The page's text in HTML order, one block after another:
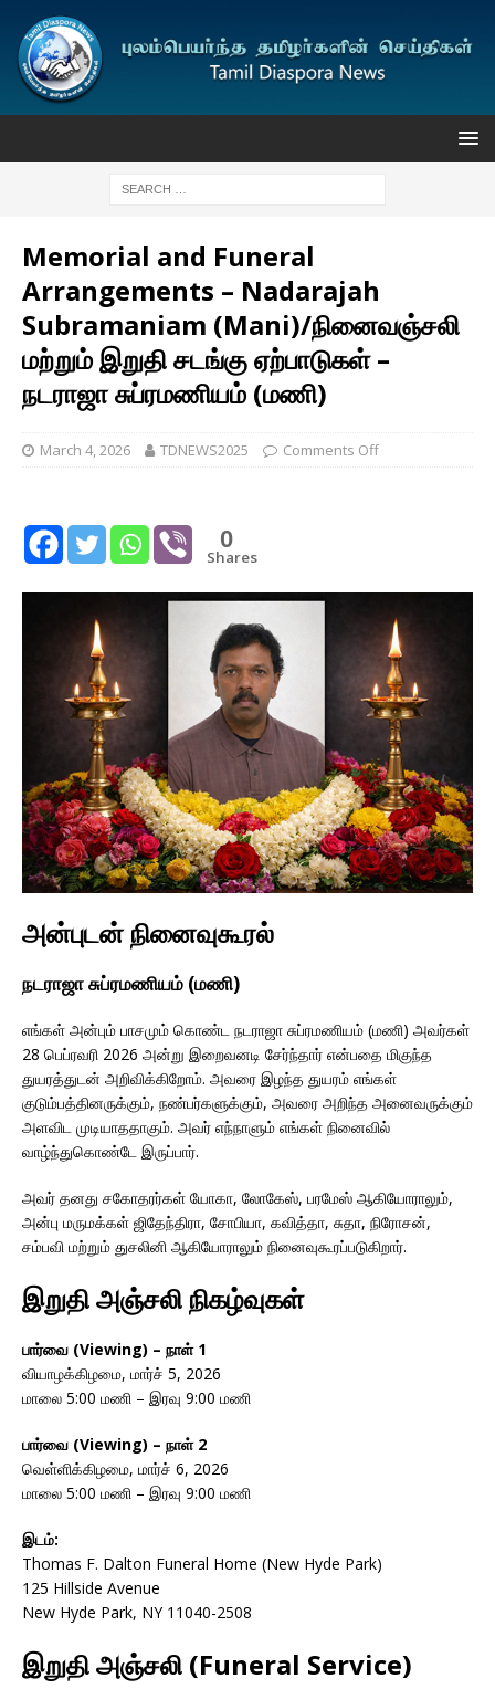
Memorial and Funeral
Arrangements – Nadarajah
Subramaniam (Mani)/நினைவஞ்சலி
மற்றும் இறுதி சடங்கு ஏற்பாடுகள் –
நடராஜா சுப்ரமணியம் (மணி)
March 4, 2026 TDNEWS2025 Comments Off
0
Shares
அன்புடன் நினைவுகூரல்
நடராஜா சுப்ரமணியம் (மணி)
எங்கள் அன்பும் பாசமும் கொண்ட நடராஜா சுப்ரமணியம் (மணி) அவர்கள்
28 பெப்ரவரி 2026 அன்று இறைவனடி சேர்ந்தார் என்பதை மிகுந்த
துயரத்துடன் அறிவிக்கிறோம். அவரை இழந்த துயரம் எங்கள்
குடும்பத்தினருக்கும், நண்பர்களுக்கும், அவரை அறிந்த அனைவருக்கும்
அளவிட முடியாததாகும். அவர் எந்நாளும் எங்கள் நினைவில்
வாழ்ந்துகொண்டே இருப்பார்.
அவர் தனது சகோதரர்கள் யோகா, லோகேஸ், பரமேஸ் ஆகியோராலும்,
அன்பு மருமக்கள் ஜிதேந்திரா, சோபியா, கவித்தா, சுதா, நிரோசன்,
சம்பவி மற்றும் துசலினி ஆகியோராலும் நினைவுகூரப்படுகிறார்.
இறுதி அஞ்சலி நிகழ்வுகள்
பார்வை (Viewing) – நாள் 1
வியாழக்கிழமை, மார்ச் 5, 2026
மாலை 5:00 மணி – இரவு 9:00 மணி
பார்வை (Viewing) – நாள் 2
வெள்ளிக்கிழமை, மார்ச் 6, 2026
மாலை 5:00 மணி – இரவு 9:00 மணி
இடம்:
Thomas F. Dalton Funeral Home (New Hyde Park)
125 Hillside Avenue
New Hyde Park, NY 11040-2508
இறுதி அஞ்சலி (Funeral Service)